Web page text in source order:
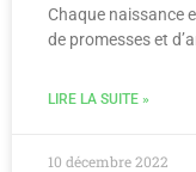
Chaque naissance
de promesses et
LIRE LA SUITE »
10 décembre 2022